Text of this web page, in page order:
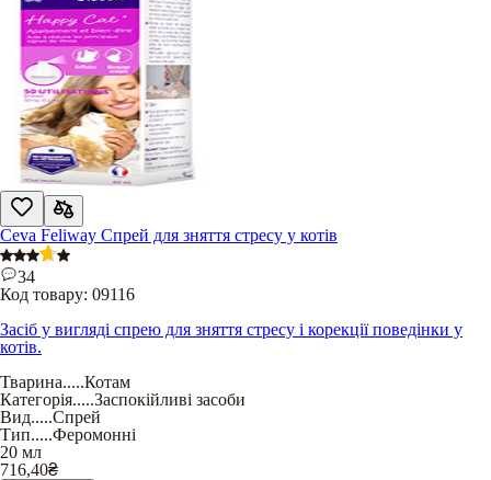
Ceva Feliway Спрей для зняття стресу у котів
34
Код товару: 09116
Засіб у вигляді спрею для зняття стресу і корекції поведінки у
котів.
Тварина.....Котам
Категорія.....Заспокійливі засоби
Вид.....Спрей
Тип.....Феромонні
20 мл
716,40₴